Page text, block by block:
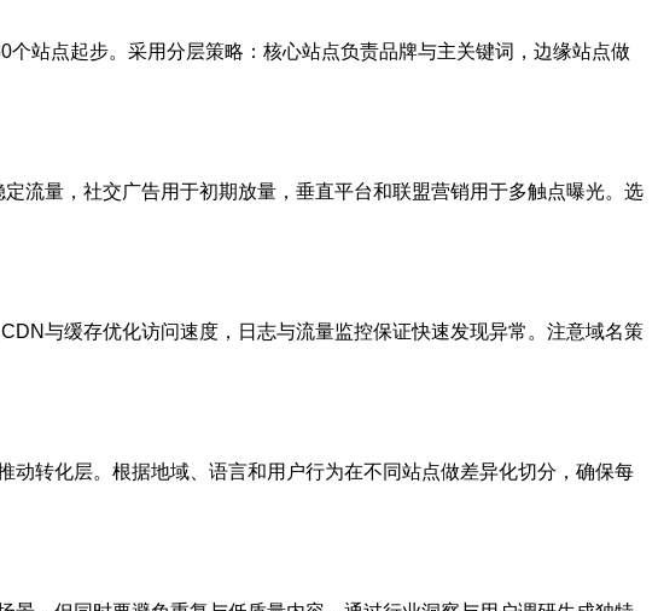
站点起步。采用分层策略：核心站点负责品牌与主关键词，边缘站点做
流量，社交广告用于初期放量，垂直平台和联盟营销用于多触点曝光。选
与缓存优化访问速度，日志与流量监控保证快速发现异常。注意域名策
转化层。根据地域、语言和用户行为在不同站点做差异化切分，确保每